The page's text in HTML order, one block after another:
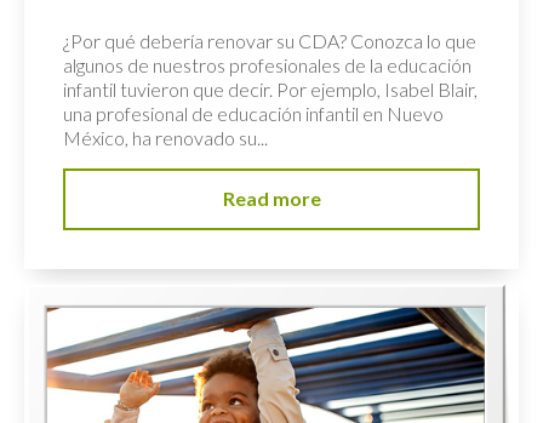
¿Por qué debería renovar su CDA? Conozca lo que
algunos de nuestros profesionales de la educación
infantil tuvieron que decir. Por ejemplo, Isabel Blair,
una profesional de educación infantil en Nuevo
México, ha renovado su...
Read more